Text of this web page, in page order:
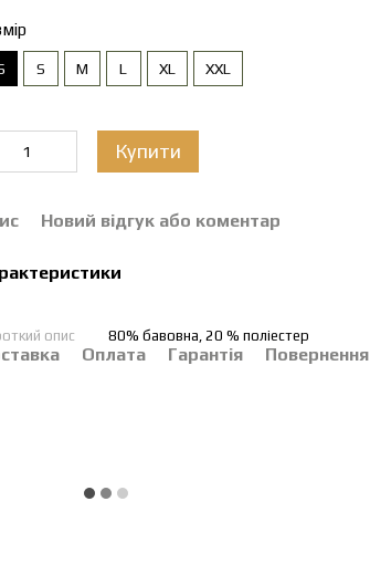
S M L XL XXL
Купити
Новий відгук або коментар
опис 80% бавовна, 20 % поліестер
Оплата Гарантія Повернення